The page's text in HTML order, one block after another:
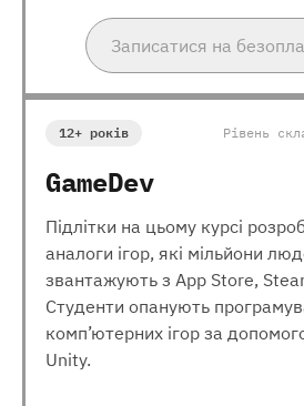
Записатися на
12+ років Рівень
GameDev
Підлітки на цьому курсі
аналоги ігор, які мільйони
звантажують з App Store,
Студенти опанують
комп’ютерних ігор за
Unity.